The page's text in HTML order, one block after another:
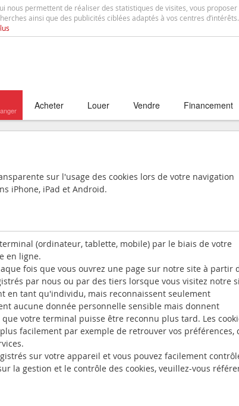
nous permettent de réaliser des statistiques de visites, vous
ainsi que des publicités ciblées adaptés à vos centres d’intérêts.
Acheter Louer Vendre Financement
sur l'usage des cookies lors de votre navigation
iPhone, iPad et Android.
(ordinateur, tablette, mobile) par le biais de votre
en ligne.
fois que vous ouvrez une page sur notre site à partir
par nous ou par des tiers lorsque vous visitez notre
en tant qu'individu, mais reconnaissent seulement
aucune donnée personnelle sensible mais donnent
votre terminal puisse être reconnu plus tard. Les
facilement par exemple de retrouver vos préférences,
sur votre appareil et vous pouvez facilement
la gestion et le contrôle des cookies, veuillez-vous